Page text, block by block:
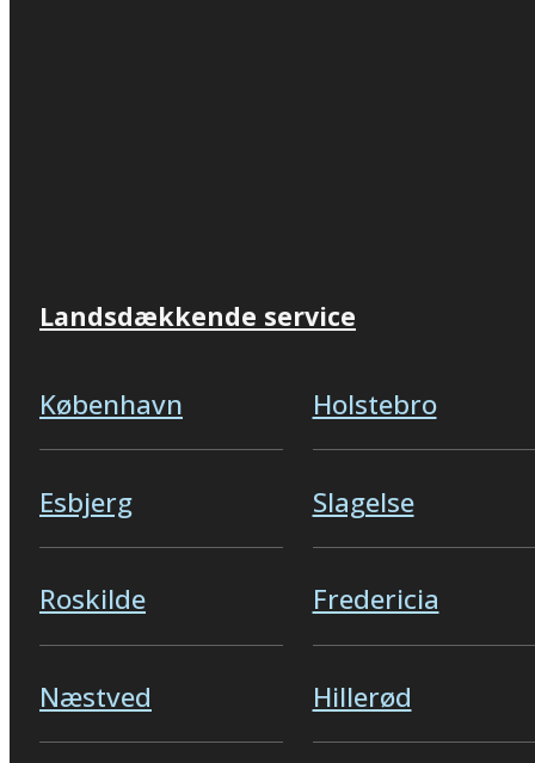
Landsdækkende service
København Holstebro
Esbjerg Slagelse
Roskilde Fredericia
Næstved Hillerød